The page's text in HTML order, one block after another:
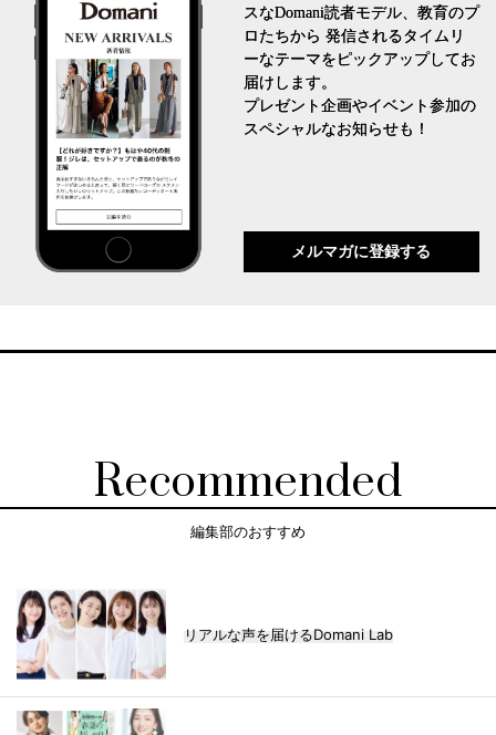
スなDomani読者モデル、教育のプ
ロたちから 発信されるタイムリ
ーなテーマをピックアップしてお
届けします。
プレゼント企画やイベント参加の
スペシャルなお知らせも！
メルマガに登録する
Recommended
編集部のおすすめ
リアルな声を届けるDomani Lab